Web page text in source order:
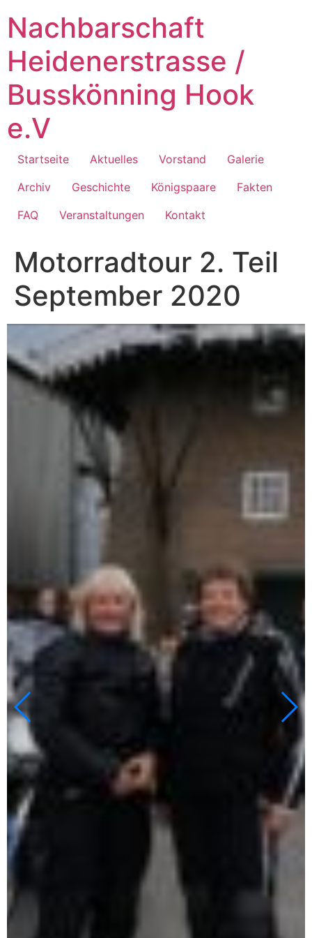
Inhalt
springen
Nachbarschaft
Heidenerstrasse /
Busskönning Hook
e.V
Startseite Aktuelles Vorstand
Galerie
Archiv
Geschichte Königspaare
Fakten
FAQ
Veranstaltungen Kontakt
Motorradtour 2. Teil
September 2020